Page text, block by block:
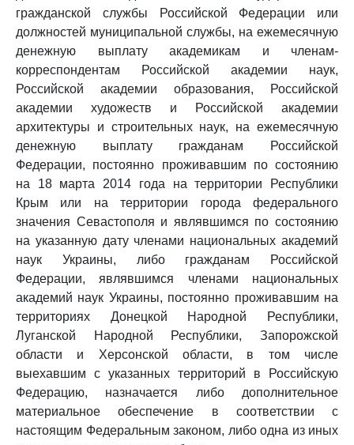
гражданской службы Российской Федерации или
должностей муниципальной службы, на ежемесячную
денежную выплату академикам и членам-
корреспондентам Российской академии наук,
Российской академии образования, Российской
академии художеств и Российской академии
архитектуры и строительных наук, на ежемесячную
денежную выплату гражданам Российской
Федерации, постоянно проживавшим по состоянию
на 18 марта 2014 года на территории Республики
Крым или на территории города федерального
значения Севастополя и являвшимся по состоянию
на указанную дату членами национальных академий
наук Украины, либо гражданам Российской
Федерации, являвшимся членами национальных
академий наук Украины, постоянно проживавшим на
территориях Донецкой Народной Республики,
Луганской Народной Республики, Запорожской
области и Херсонской области, в том числе
выехавшим с указанных территорий в Российскую
Федерацию, назначается либо дополнительное
материальное обеспечение в соответствии с
настоящим Федеральным законом, либо одна из иных